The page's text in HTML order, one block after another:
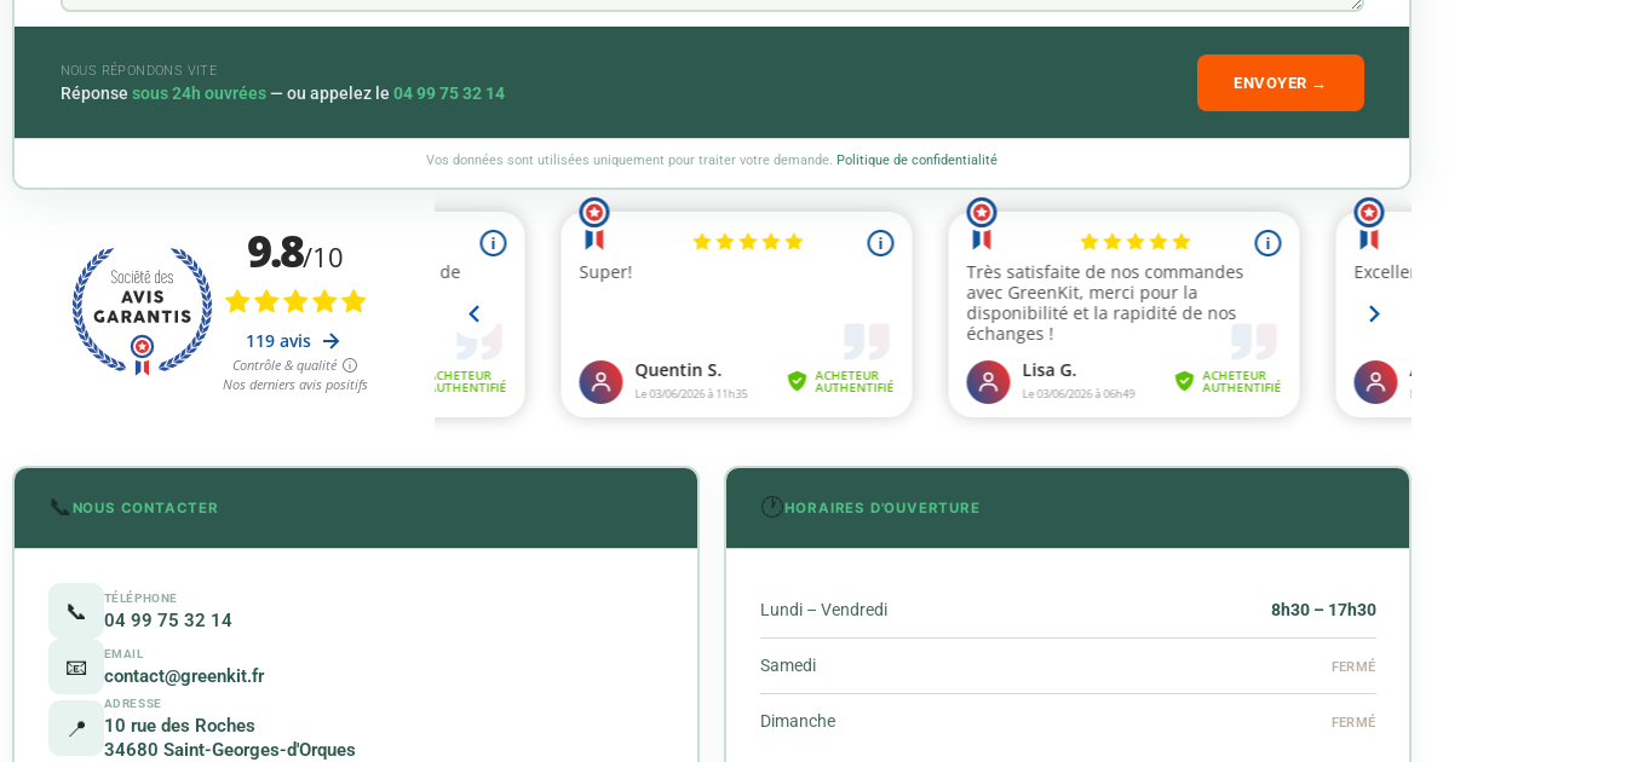
NOUS RÉPONDONS VITE
Réponse sous 24h ouvrées— ou appelez le 04 99 75 32 14 ENVOYER →
Vos données sont utilisées uniquement pour traiter votre demande. Politique de confidentialité
📞 NOUS CONTACTER
📞 TÉLÉPHONE
04 99 75 32 14
📧 EMAIL
contact@greenkit.fr
📍
ADRESSE
10 rue des Roches
34680 Saint-Georges-d'Orques
🕐HORAIRES D'OUVERTURE
Lundi – Vendredi 8h30 – 17h30
Samedi FERMÉ
Dimanche FERMÉ